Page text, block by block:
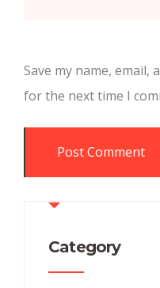
Save my name,
for the next time I
Category